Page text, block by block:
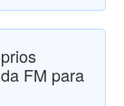
FM para